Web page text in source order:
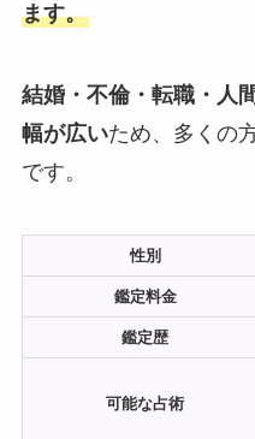
ます。
結婚・不倫・転職・人
幅が広いため、多くの
です。
性別
鑑定料金
鑑定歴
可能な占術